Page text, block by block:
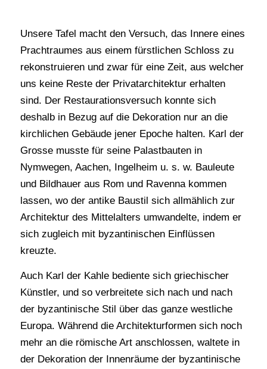
Unsere Tafel macht den Versuch, das Innere eines
Prachtraumes aus einem fürstlichen Schloss zu
rekonstruieren und zwar für eine Zeit, aus welcher
uns keine Reste der Privatarchitektur erhalten
sind. Der Restaurationsversuch konnte sich
deshalb in Bezug auf die Dekoration nur an die
kirchlichen Gebäude jener Epoche halten. Karl der
Grosse musste für seine Palastbauten in
Nymwegen, Aachen, Ingelheim u. s. w. Bauleute
und Bildhauer aus Rom und Ravenna kommen
lassen, wo der antike Baustil sich allmählich zur
Architektur des Mittelalters umwandelte, indem er
sich zugleich mit byzantinischen Einflüssen
kreuzte.
Auch Karl der Kahle bediente sich griechischer
Künstler, und so verbreitete sich nach und nach
der byzantinische Stil über das ganze westliche
Europa. Während die Architekturformen sich noch
mehr an die römische Art anschlossen, waltete in
der Dekoration der Innenräume der byzantinische